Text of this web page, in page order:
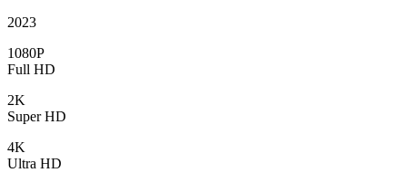
2023
1080P
Full HD
2K
Super HD
4K
Ultra HD